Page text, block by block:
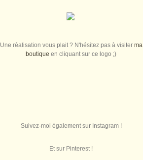
Une réalisation vous plait ? N'hésitez pas à visiter ma
boutique en cliquant sur ce logo ;)
Suivez-moi également sur Instagram !
Et sur Pinterest !